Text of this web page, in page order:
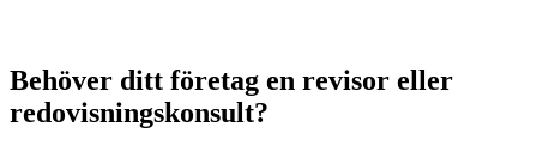
Behöver ditt företag en revisor eller
redovisningskonsult?